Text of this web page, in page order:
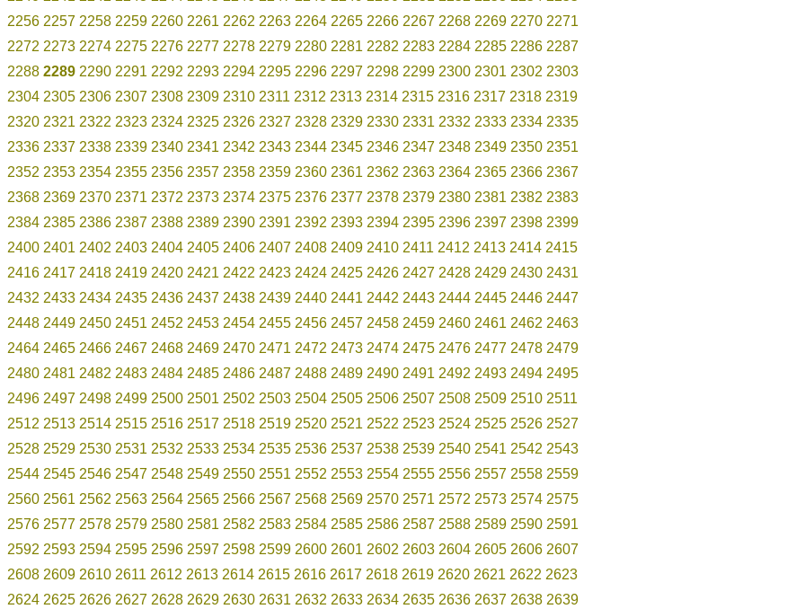
2256 2257 2258 2259 2260 2261 2262 2263 2264 2265 2266 2267 2268 2269 2270 2271
2272 2273 2274 2275 2276 2277 2278 2279 2280 2281 2282 2283 2284 2285 2286 2287
2288 2289 2290 2291 2292 2293 2294 2295 2296 2297 2298 2299 2300 2301 2302 2303
2304 2305 2306 2307 2308 2309 2310 2311 2312 2313 2314 2315 2316 2317 2318 2319
2320 2321 2322 2323 2324 2325 2326 2327 2328 2329 2330 2331 2332 2333 2334 2335
2336 2337 2338 2339 2340 2341 2342 2343 2344 2345 2346 2347 2348 2349 2350 2351
2352 2353 2354 2355 2356 2357 2358 2359 2360 2361 2362 2363 2364 2365 2366 2367
2368 2369 2370 2371 2372 2373 2374 2375 2376 2377 2378 2379 2380 2381 2382 2383
2384 2385 2386 2387 2388 2389 2390 2391 2392 2393 2394 2395 2396 2397 2398 2399
2400 2401 2402 2403 2404 2405 2406 2407 2408 2409 2410 2411 2412 2413 2414 2415
2416 2417 2418 2419 2420 2421 2422 2423 2424 2425 2426 2427 2428 2429 2430 2431
2432 2433 2434 2435 2436 2437 2438 2439 2440 2441 2442 2443 2444 2445 2446 2447
2448 2449 2450 2451 2452 2453 2454 2455 2456 2457 2458 2459 2460 2461 2462 2463
2464 2465 2466 2467 2468 2469 2470 2471 2472 2473 2474 2475 2476 2477 2478 2479
2480 2481 2482 2483 2484 2485 2486 2487 2488 2489 2490 2491 2492 2493 2494 2495
2496 2497 2498 2499 2500 2501 2502 2503 2504 2505 2506 2507 2508 2509 2510 2511
2512 2513 2514 2515 2516 2517 2518 2519 2520 2521 2522 2523 2524 2525 2526 2527
2528 2529 2530 2531 2532 2533 2534 2535 2536 2537 2538 2539 2540 2541 2542 2543
2544 2545 2546 2547 2548 2549 2550 2551 2552 2553 2554 2555 2556 2557 2558 2559
2560 2561 2562 2563 2564 2565 2566 2567 2568 2569 2570 2571 2572 2573 2574 2575
2576 2577 2578 2579 2580 2581 2582 2583 2584 2585 2586 2587 2588 2589 2590 2591
2592 2593 2594 2595 2596 2597 2598 2599 2600 2601 2602 2603 2604 2605 2606 2607
2608 2609 2610 2611 2612 2613 2614 2615 2616 2617 2618 2619 2620 2621 2622 2623
2624 2625 2626 2627 2628 2629 2630 2631 2632 2633 2634 2635 2636 2637 2638 2639